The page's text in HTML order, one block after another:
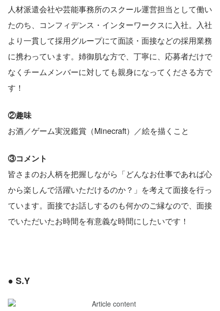
人材派遣会社や芸能事務所のスクール運営担当として働い
たのち、コンフィデンス・インターワークスに入社。入社
より一貫して採用グループにて面談・面接などの採用業務
に携わっています。姉御肌な方で、丁寧に、応募者だけで
なくチームメンバーに対しても親身になってくださる方で
す！
②趣味
お酒／ゲーム実況鑑賞（Minecraft）／絵を描くこと
③コメント
皆さまのお人柄を把握しながら「どんなお仕事であれば心
から楽しんで活躍いただけるのか？」を考えて面接を行っ
ています。面接でお話しするのも何かのご縁なので、面接
でいただいたお時間を有意義な時間にしたいです！
● S.Y